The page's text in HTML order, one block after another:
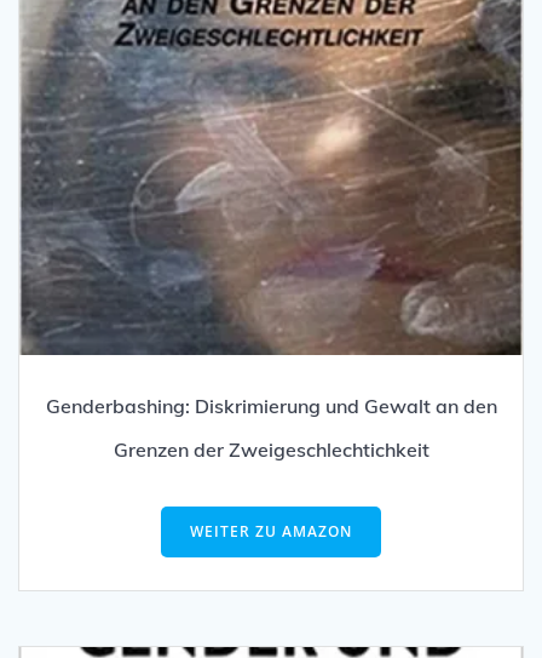
Genderbashing: Diskrimierung und Gewalt an den
Grenzen der Zweigeschlechtichkeit
WEITER ZU AMAZON